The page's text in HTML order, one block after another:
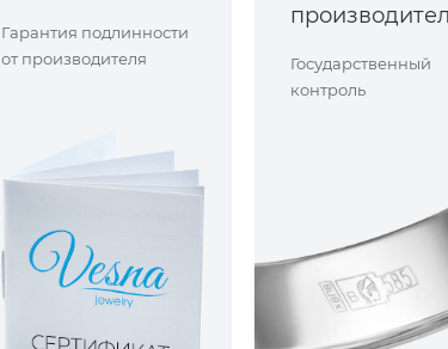
Гарантия подлинности
от производителя
Государственный
контроль